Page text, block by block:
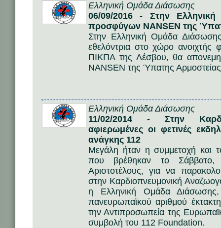
Ελληνική Ομάδα Διάσωσης
06/09/2016 - Στην
προσφύγων NANSEN της
Στην Ελληνική Ομάδα
εθελόντρια στο χώρο
ΠΙΚΠΑ της Λέσβου, θα
NANSEN της Ύπατης
Ελληνική Ομάδα Διάσωσης
11/02/2014 - Στην
αφιερωμένες οι φετινές
ανάγκης 112
Μεγάλη ήταν η συμμετοχή και
που βρέθηκαν το Σάββατο,
Αριστοτέλους, για να
στην Καρδιοπνευμονική
η Ελληνική Ομάδα
πανευρωπαϊκού αριθμού
την Αντιπροσωπεία της
συμβολή του 112 Foundation.